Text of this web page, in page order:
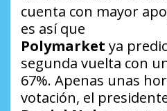
cuenta con mayor
es así que
Polymarket ya
segunda vuelta con
67%. Apenas unas
votación, el